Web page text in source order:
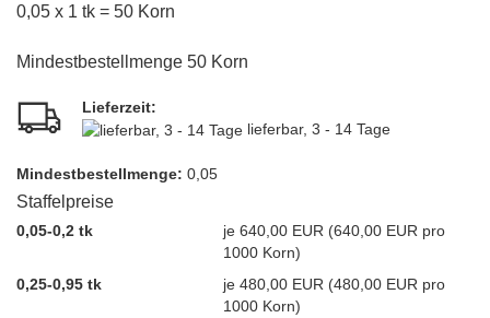
0,05 x 1 tk = 50 Korn
Mindestbestellmenge 50 Korn
Lieferzeit:
lieferbar, 3 - 14 Tage
Mindest­bestellmenge: 0,05
Staffelpreise
0,05-0,2 tk
je 640,00 EUR (640,00 EUR pro
1000 Korn)
0,25-0,95 tk
je 480,00 EUR (480,00 EUR pro
1000 Korn)